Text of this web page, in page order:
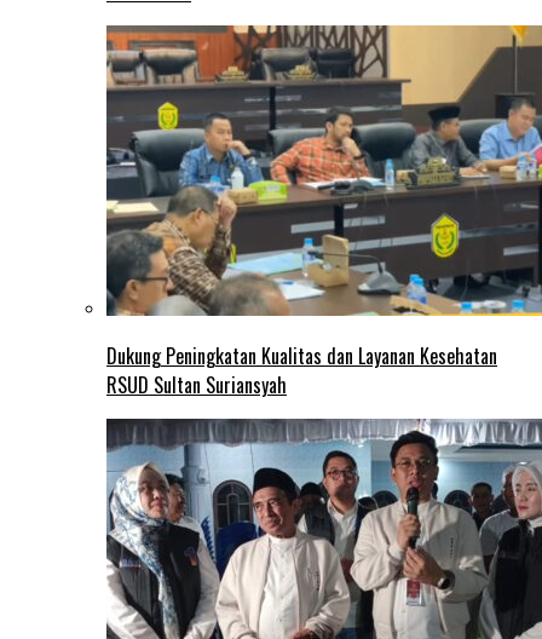
Dukung Peningkatan Kualitas dan Layanan Kesehatan
RSUD Sultan Suriansyah